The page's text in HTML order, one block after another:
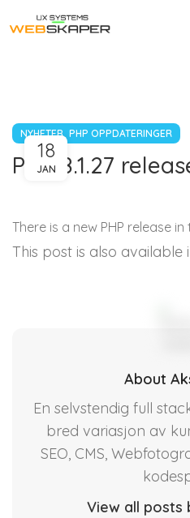
NYHETER, PHP OPPDATERINGER
PHP 8.1.27
18
JAN
There is a new PHP release in
This post is also available
About
En selvstendig full
bred variasjon av
SEO, CMS,
View all posts